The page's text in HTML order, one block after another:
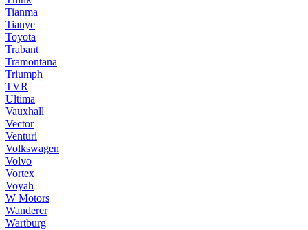
Tianma
Tianye
Toyota
Trabant
Tramontana
Triumph
TVR
Ultima
Vauxhall
Vector
Venturi
Volkswagen
Volvo
Vortex
Voyah
W Motors
Wanderer
Wartburg